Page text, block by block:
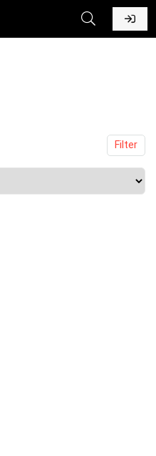
Filter